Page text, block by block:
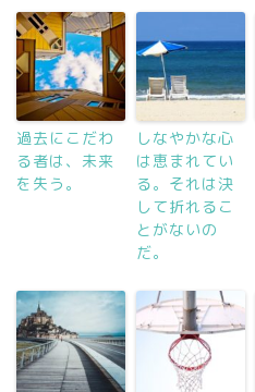
過去にこだわ
る者は、未来
を失う。
しなやかな心
は恵まれてい
る。それは決
して折れるこ
とがないの
だ。